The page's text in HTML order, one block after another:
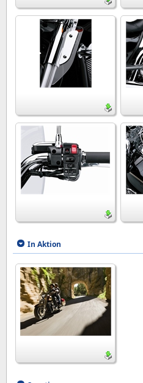
In Aktion